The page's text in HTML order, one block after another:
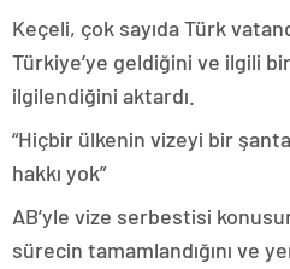
Keçeli, çok sayıda Türk
Türkiye’ye geldiğini ve ilgili
ilgilendiğini aktardı.
“Hiçbir ülkenin vizeyi bir
hakkı yok”
AB’yle vize serbestisi
sürecin tamamlandığını ve